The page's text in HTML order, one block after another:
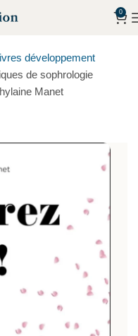
0
développement
de sophrologie
Manet